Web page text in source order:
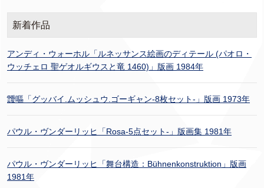
新着作品
アンディ・ウォーホル「ルネッサンス絵画のディテール (パオロ・
ウッチェロ 聖ゲオルギウスと竜 1460)」版画 1984年
靉嘔「グッバイ.ムッシュウ.ゴーギャン-8枚セット-」版画 1973年
パウル・ヴンダーリッヒ「Rosa-5点セット-」版画集 1981年
パウル・ヴンダーリッヒ「舞台構造：Bühnenkonstruktion」版画
1981年